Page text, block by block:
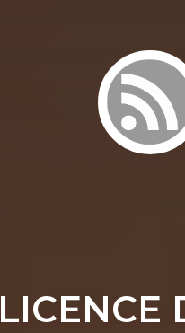
LICENCE